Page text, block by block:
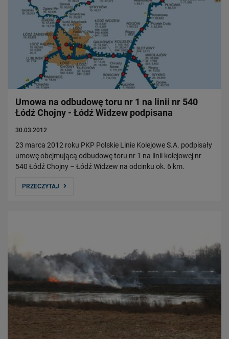
Umowa na odbudowę toru nr 1 na linii nr 540
Łódź Chojny - Łódź Widzew podpisana
30.03.2012
23 marca 2012 roku PKP Polskie Linie Kolejowe S.A. podpisały
umowę obejmującą odbudowę toru nr 1 na linii kolejowej nr
540 Łódź Chojny – Łódź Widzew na odcinku ok. 6 km.
PRZECZYTAJ